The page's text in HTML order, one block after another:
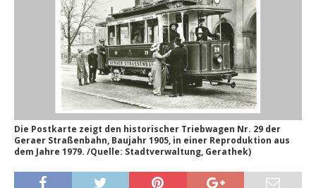
Die Postkarte zeigt den historischer Triebwagen Nr. 29 der
Geraer Straßenbahn, Baujahr 1905, in einer Reproduktion aus
dem Jahre 1979. /Quelle: Stadtverwaltung, Gerathek)